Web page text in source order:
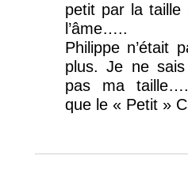
petit par la taille
l’âme…..
Philippe n’était
plus. Je ne
pas ma
que le « Petit »